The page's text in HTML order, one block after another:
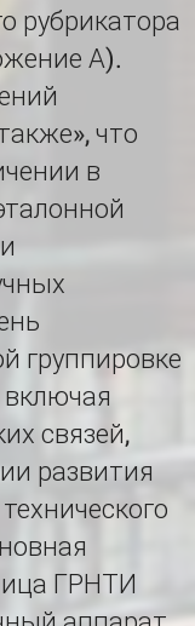
рубрикатора
А).
что
в
группировке
связей,
развития
ГРНТИ